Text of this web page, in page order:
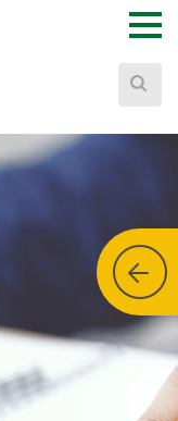
Buscar: